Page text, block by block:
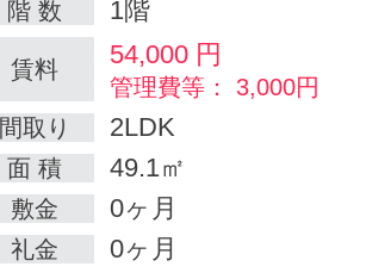
階 数 1階
賃料 54,000 円
管理費等： 3,000円
間取り
2LDK
面 積 49.1㎡
敷金 0ヶ月
礼金 0ヶ月